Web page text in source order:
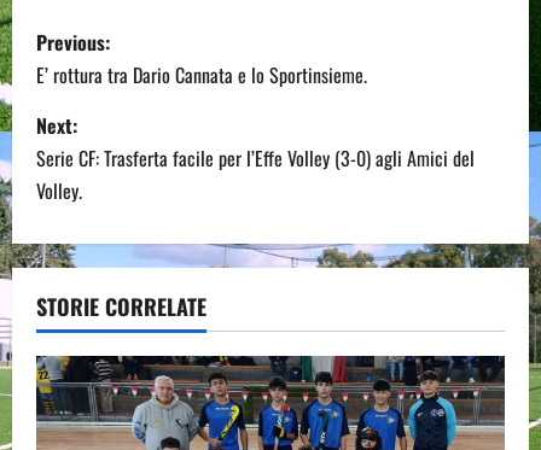
P
o
s
t
n
a
v
i
g
Previous:
E’ rottura tra Dario Cannata e lo Sportinsieme.
Next:
Serie CF: Trasferta facile per l’Effe Volley (3-0) agli Amici del
Volley.
STORIE CORRELATE